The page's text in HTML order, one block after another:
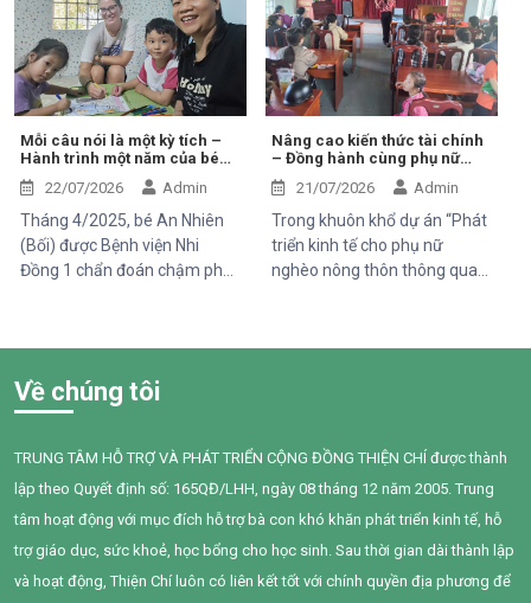
Trung tâm trong những ngày
đầu mang theo rất nhiều thử
thách. Ngay từ khi chào đời,
em phải đối mặt với nhiều vấn
đề về sức khỏe, khiến quá
trình phát triển chậm hơn so
với các bạn cùng trang lứa.
Những điều tưởng như rất
bình thường đối với một đứa
trẻ lại là những cột mốc đầy
gian nan đối với em.
mà những người xung quanh,
đặc biệt là trẻ em, phụ nữ
mang thai và người cao tuổi,
cũng phải đối mặt với nhiều
nguy cơ sức khỏe do hít phải
khói thuốc thụ động.
Mỗi câu nói là một kỳ tích –
Hành trình một năm của bé
An Nhiên (Bối)
22/07/2026 Admin
Tháng 4/2025, bé An Nhiên
(Bối) được Bệnh viện Nhi
Đồng 1 chẩn đoán chậm phát
gặp nhiều khó khăn trong
đạt nhu cầu của mình. Sau
một năm can thiệp với sự
đồng hành tận tâm của các
cô giáo, sự kiên trì của gia
đình và nỗ lực không ngừng
của chính Bối, em đã có
những bước tiến đầy tự hào.
Nâng cao kiến thức tài chính
– Đồng hành cùng phụ nữ
phát triển sinh kế bền vững
21/07/2026 Admin
Trong khuôn khổ dự án “Phát
triển kinh tế cho phụ nữ
nghèo nông thôn thông qua
khỏe giai đoạn 2025–2028”
kiến thức về quản lý chi tiêu
trong gia đình cho 95 phụ nữ
tại xã Tân Thành,Hàm Thuận
Nam.
Về chúng tôi
TRUNG TÂM HỖ TRỢ VÀ PHÁT TRIỂN CỘNG ĐỒNG THIỆN CHÍ được thành
lập theo Quyết định số: 165QĐ/LHH, ngày 08 tháng 12 năm 2005. Trung
tâm hoạt động với mục đích hỗ trợ bà con khó khăn phát triển kinh tế, hỗ
trợ giáo dục, sức khoẻ, học bổng cho học sinh. Sau thời gian dài thành lập
và hoạt động, Thiện Chí luôn có liên kết tốt với chính quyền địa phương để